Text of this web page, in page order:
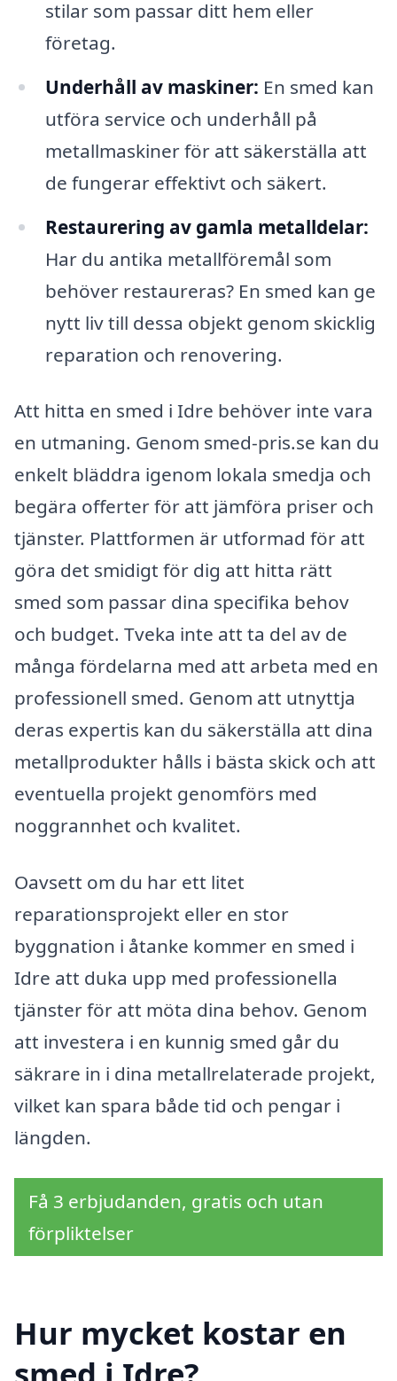
stilar som passar ditt hem eller
företag.
Underhåll av maskiner: En smed kan
utföra service och underhåll på
metallmaskiner för att säkerställa att
de fungerar effektivt och säkert.
Restaurering av gamla metalldelar:
Har du antika metallföremål som
behöver restaureras? En smed kan ge
nytt liv till dessa objekt genom skicklig
reparation och renovering.
Att hitta en smed i Idre behöver inte vara
en utmaning. Genom smed-pris.se kan du
enkelt bläddra igenom lokala smedja och
begära offerter för att jämföra priser och
tjänster. Plattformen är utformad för att
göra det smidigt för dig att hitta rätt
smed som passar dina specifika behov
och budget. Tveka inte att ta del av de
många fördelarna med att arbeta med en
professionell smed. Genom att utnyttja
deras expertis kan du säkerställa att dina
metallprodukter hålls i bästa skick och att
eventuella projekt genomförs med
noggrannhet och kvalitet.
Oavsett om du har ett litet
reparationsprojekt eller en stor
byggnation i åtanke kommer en smed i
Idre att duka upp med professionella
tjänster för att möta dina behov. Genom
att investera i en kunnig smed går du
säkrare in i dina metallrelaterade projekt,
vilket kan spara både tid och pengar i
längden.
Få 3 erbjudanden, gratis och utan
förpliktelser
Hur mycket kostar en